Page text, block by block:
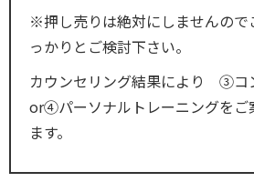
※押し売りは絶対にしませんので
っかりとご検討下さい。
カウンセリング結果により ③コ
or④パーソナルトレーニングをご
ます。